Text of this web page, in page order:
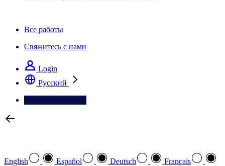
Все работы
Свяжитесь с нами
Login
Pусский
English Español Deutsch
Français